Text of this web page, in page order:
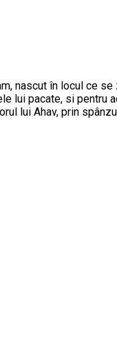
nascut în locul ce
lui pacate, si
lui Ahav, prin